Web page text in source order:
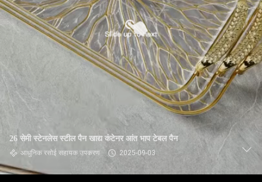
26 सेमी स्टेनलेस स्टील पैन खाद्य कंटेनर आंत भाप टेबल पैन
आधुनिक रसोई सहायक उपकरण 2025-09-03